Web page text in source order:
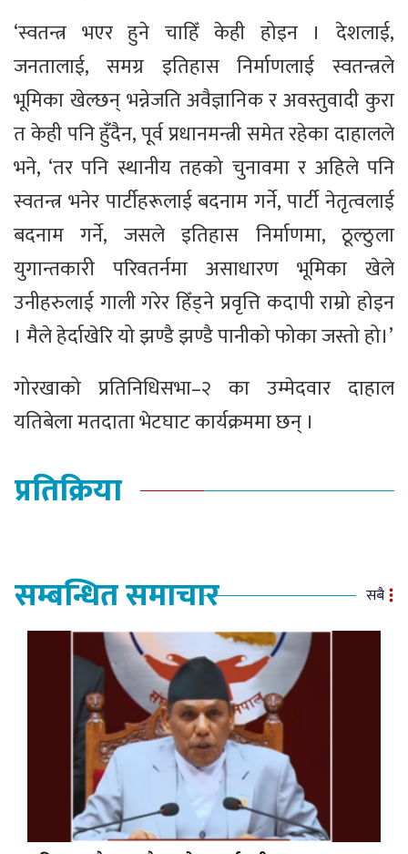
‘स्वतन्त्र भएर हुने चाहिँ केही होइन । देशलाई,
जनतालाई, समग्र इतिहास निर्माणलाई स्वतन्त्रले
भूमिका खेल्छन् भन्नेजति अवैज्ञानिक र अवस्तुवादी कुरा
त केही पनि हुँदैन, पूर्व प्रधानमन्त्री समेत रहेका दाहालले
भने, ‘तर पनि स्थानीय तहको चुनावमा र अहिले पनि
स्वतन्त्र भनेर पार्टीहरूलाई बदनाम गर्ने, पार्टी नेतृत्वलाई
बदनाम गर्ने, जसले इतिहास निर्माणमा, ठूल्ठुला
युगान्तकारी परिवतर्नमा असाधारण भूमिका खेले
उनीहरुलाई गाली गरेर हिँड्ने प्रवृत्ति कदापी राम्रो होइन
। मैले हेर्दाखेरि यो झण्डै झण्डै पानीको फोका जस्तो हो।’
गोरखाको प्रतिनिधिसभा–२ का उम्मेदवार दाहाल
यतिबेला मतदाता भेटघाट कार्यक्रममा छन् ।
प्रतिक्रिया
सम्बन्धित समाचार सबै